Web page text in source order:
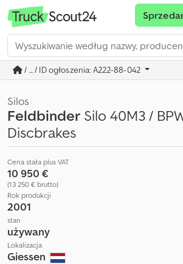
/ ... / ID ogłoszenia: A222-88-042
Silos
Feldbinder Silo 40M3 /
Discbrakes
Cena stała plus VAT
10 950 €
(13 250 € brutto)
Rok produkcji
2001
stan
używany
Lokalizacja
Giessen